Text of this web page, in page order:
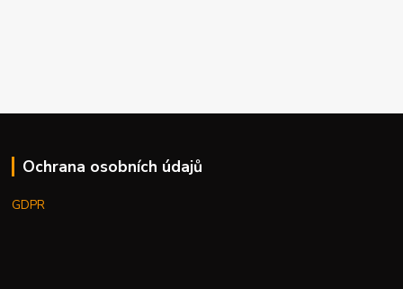
Ochrana osobních údajů
GDPR